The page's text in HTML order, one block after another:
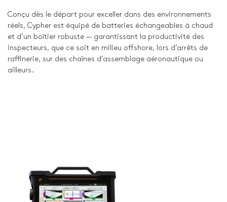
Conçu dès le départ pour exceller dans des environnements
réels, Cypher est équipé de batteries échangeables à chaud
et d’un boîtier robuste — garantissant la productivité des
inspecteurs, que ce soit en milieu offshore, lors d’arrêts de
raffinerie, sur des chaînes d’assemblage aéronautique ou
ailleurs.